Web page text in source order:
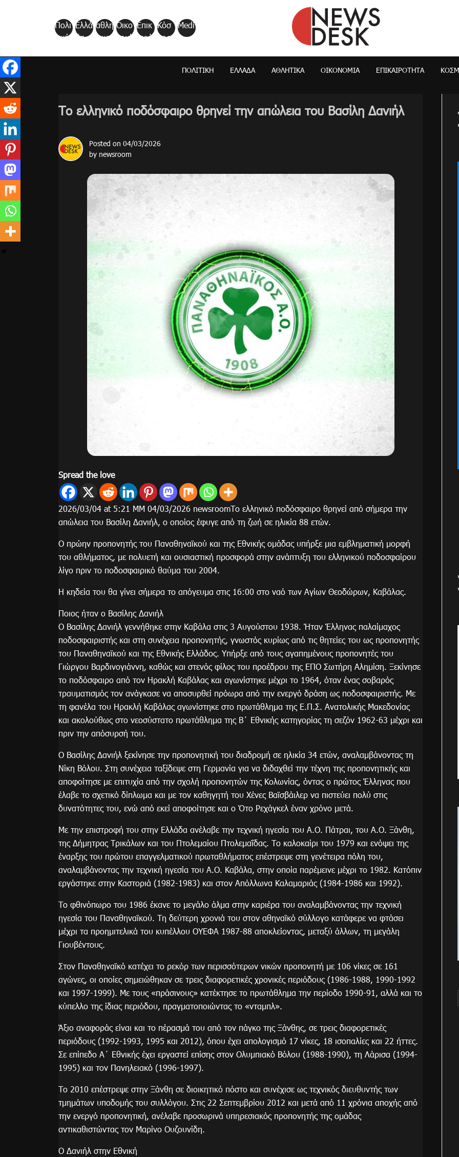
Πολι
τική
Ελλά
δα
αθλη
τικα
Οικο
νομί
Επικ
αιρό
Κόσ
μος
Medi
a
NewsDesk
ΠΟΛΙΤΙΚΉ ΕΛΛΆΔΑ ΑΘΛΗΤΙΚΑ ΟΙΚΟΝΟΜΊΑ ΕΠΙΚΑΙΡΌΤΗΤΑ
Το ελληνικό ποδόσφαιρο θρηνεί την απώλεια του Βασίλη Δανιήλ
Posted on 04/03/2026
by newsroom
Spread the love
2026/03/04 at 5:21 ΜΜ 04/03/2026 newsroomΤο ελληνικό ποδόσφαιρο θρηνεί από σήμερα την
απώλεια του Βασίλη Δανιήλ, ο οποίος έφυγε από τη ζωή σε ηλικία 88 ετών.
Ο πρώην προπονητής του Παναθηναϊκού και της Εθνικής ομάδας υπήρξε μια εμβληματική μορφή
του αθλήματος, με πολυετή και ουσιαστική προσφορά στην ανάπτυξη του ελληνικού ποδοσφαίρου
λίγο πριν το ποδοσφαιρικό θαύμα του 2004.
Η κηδεία του θα γίνει σήμερα το απόγευμα στις 16:00 στο ναό των Αγίων Θεοδώρων, Καβάλας.
Ποιος ήταν ο Βασίλης Δανιήλ
Ο Βασίλης Δανιήλ γεννήθηκε στην Καβάλα στις 3 Αυγούστου 1938. Ήταν Έλληνας παλαίμαχος
ποδοσφαιριστής και στη συνέχεια προπονητής, γνωστός κυρίως από τις θητείες του ως προπονητής
του Παναθηναϊκού και της Εθνικής Ελλάδος. Υπήρξε από τους αγαπημένους προπονητές του
Γιώργου Βαρδινογιάννη, καθώς και στενός φίλος του προέδρου της ΕΠΟ Σωτήρη Αλημίση. Ξεκίνησε
το ποδόσφαιρο από τον Ηρακλή Καβάλας και αγωνίστηκε μέχρι το 1964, όταν ένας σοβαρός
τραυματισμός τον ανάγκασε να αποσυρθεί πρόωρα από την ενεργό δράση ως ποδοσφαιριστής. Με
τη φανέλα του Ηρακλή Καβάλας αγωνίστηκε στο πρωτάθλημα της Ε.Π.Σ. Ανατολικής Μακεδονίας
και ακολούθως στο νεοσύστατο πρωτάθλημα της Β΄ Εθνικής κατηγορίας τη σεζόν 1962-63 μέχρι και
πριν την απόσυρσή του.
Ο Βασίλης Δανιήλ ξεκίνησε την προπονητική του διαδρομή σε ηλικία 34 ετών, αναλαμβάνοντας τη
Νίκη Βόλου. Στη συνέχεια ταξίδεψε στη Γερμανία για να διδαχθεί την τέχνη της προπονητικής και
αποφοίτησε με επιτυχία από την σχολή προπονητών της Κολωνίας, όντας ο πρώτος Έλληνας που
έλαβε το σχετικό δίπλωμα και με τον καθηγητή του Χένες Βαϊσβάιλερ να πιστεύει πολύ στις
δυνατότητες του, ενώ από εκεί αποφοίτησε και ο Ότο Ρεχάγκελ έναν χρόνο μετά.
Με την επιστροφή του στην Ελλάδα ανέλαβε την τεχνική ηγεσία του Α.Ο. Πάτραι, του Α.Ο. Ξάνθη,
της Δήμητρας Τρικάλων και του Πτολεμαίου Πτολεμαΐδας. Το καλοκαίρι του 1979 και ενόψει της
έναρξης του πρώτου επαγγελματικού πρωταθλήματος επέστρεψε στη γενέτειρα πόλη του,
αναλαμβάνοντας την τεχνική ηγεσία του Α.Ο. Καβάλα, στην οποία παρέμεινε μέχρι το 1982. Κατόπιν
εργάστηκε στην Καστοριά (1982-1983) και στον Απόλλωνα Καλαμαριάς (1984-1986 και 1992).
Το φθινόπωρο του 1986 έκανε το μεγάλο άλμα στην καριέρα του αναλαμβάνοντας την τεχνική
ηγεσία του Παναθηναϊκού. Τη δεύτερη χρονιά του στον αθηναϊκό σύλλογο κατάφερε να φτάσει
μέχρι τα προημιτελικά του κυπέλλου ΟΥΕΦΑ 1987-88 αποκλείοντας, μεταξύ άλλων, τη μεγάλη
Γιουβέντους.
Στον Παναθηναϊκό κατέχει το ρεκόρ των περισσότερων νικών προπονητή με 106 νίκες σε 161
αγώνες, οι οποίες σημειώθηκαν σε τρεις διαφορετικές χρονικές περιόδους (1986-1988, 1990-1992
και 1997-1999). Με τους «πράσινους» κατέκτησε το πρωτάθλημα την περίοδο 1990-91, αλλά και το
κύπελλο της ίδιας περιόδου, πραγματοποιώντας το «νταμπλ».
Άξιο αναφοράς είναι και το πέρασμά του από τον πάγκο της Ξάνθης, σε τρεις διαφορετικές
περιόδους (1992-1993, 1995 και 2012), όπου έχει απολογισμό 17 νίκες, 18 ισοπαλίες και 22 ήττες.
Σε επίπεδο Α΄ Εθνικής έχει εργαστεί επίσης στον Ολυμπιακό Βόλου (1988-1990), τη Λάρισα (1994-
1995) και τον Πανηλειακό (1996-1997).
Το 2010 επέστρεψε στην Ξάνθη σε διοικητικό πόστο και συνέχισε ως τεχνικός διευθυντής των
τμημάτων υποδομής του συλλόγου. Στις 22 Σεπτεμβρίου 2012 και μετά από 11 χρόνια αποχής από
την ενεργό προπονητική, ανέλαβε προσωρινά υπηρεσιακός προπονητής της ομάδας
αντικαθιστώντας τον Μαρίνο Ουζουνίδη.
Ο Δανιήλ στην Εθνική